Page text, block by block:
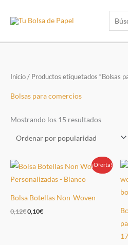
Inicio / Productos etiquetados “Bolsas
Bolsas para comercios
Mostrando los 15 resultados
Oferta!
¡Oferta!
Bolsa Botellas Non-Woven
0,12€El
0,10€El